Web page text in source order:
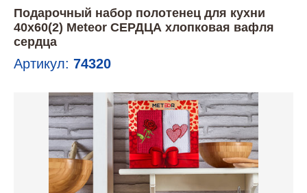
Подарочный набор полотенец для кухни
40х60(2) Meteor СЕРДЦА хлопковая вафля
сердца
Артикул: 74320